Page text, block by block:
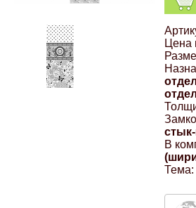
Цена
В
Тема:
Компрессионные фитинги
Hyundai
Флуоресцентные краски
Шпатлевки, штукатурки
Эмали универсальные
Магнитные панели на